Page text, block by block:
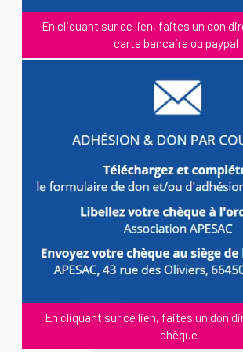
En cliquant sur ce lien, faites un don
carte bancaire ou paypal
En cliquant sur ce lien, faites un don
chèque